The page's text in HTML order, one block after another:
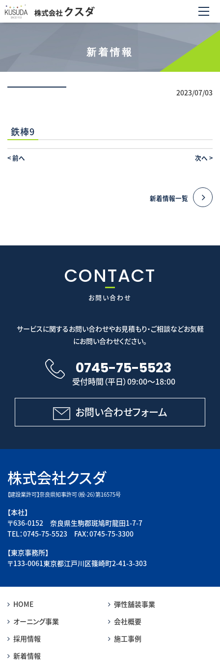
新着情報
2023/07/03
鉄棒9
<前へ 次へ >
新着情報一覧
CONTACT
お問い合わせ
サービスに関するお問い合わせやお見積もり・ご相談などお気軽
にお問い合わせください。
0745-75-5523
受付時間（平日）09:00～18:00
お問い合わせフォーム
株式会社クスダ
【建設業許可】奈良県知事許可（般-26）第16575号
【本社】
〒636-0152 奈良県生駒郡斑鳩町龍田1-7-7
TEL：0745-75-5523 FAX：0745-75-3300
【東京事務所】
〒133-0061東京都江戸川区篠崎町2-41-3-303
HOME
弾性舗装事業
オーニング事業
会社概要
採用情報
施工事例
新着情報